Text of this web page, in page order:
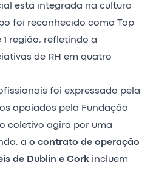
está integrada na cultura
foi reconhecido como Top
1 região, refletindo a
de RH em quatro
foi expressado pela
apoiados pela Fundação
coletivo agirá por uma
a o contrato de operação
de Dublin e Cork incluem